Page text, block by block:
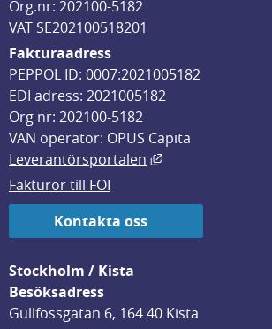
Org.nr: 202100-5182
VAT SE202100518201
Fakturaadress
PEPPOL ID: 0007:2021005182
EDI adress: 2021005182
Org nr: 202100-5182
VAN operatör: OPUS Capita
Leverantörsportalen
Länk till annan
Fakturor till FOI
Kontakta oss
Stockholm / Kista
Besöksadress
Gullfossgatan 6, 164 40 Kista